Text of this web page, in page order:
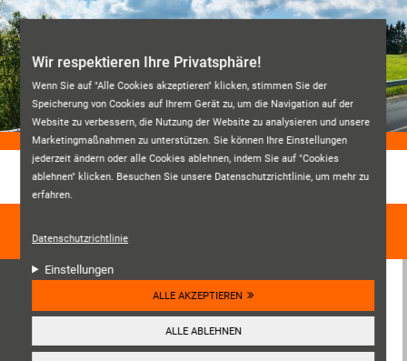
Wir respektieren Ihre Privatsphäre!
Wenn Sie auf "Alle Cookies akzeptieren" klicken, stimmen Sie der
Speicherung von Cookies auf Ihrem Gerät zu, um die Navigation auf der
Website zu verbessern, die Nutzung der Website zu analysieren und unsere
Marketingmaßnahmen zu unterstützen. Sie können Ihre Einstellungen
jederzeit ändern oder alle Cookies ablehnen, indem Sie auf "Cookies
ablehnen" klicken. Besuchen Sie unsere Datenschutzrichtlinie, um mehr zu
erfahren.
Datenschutzrichtlinie
Einstellungen
ALLE AKZEPTIEREN
ALLE ABLEHNEN
Direkt zum Inhalt
REIFENHAUS SCHWARZ
Reifenhaus Schwarz GmbH
Johann-Gottfried-Gutenberg-Straße
14